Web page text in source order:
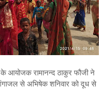
आयोजक रामानन्द ठाकुर फौजी ने
से अभिषेक शनिवार को दूध से